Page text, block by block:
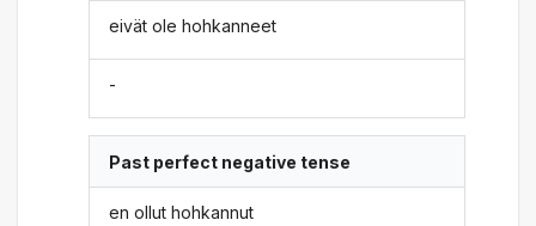
eivät ole hohkanneet
-
Past perfect negative tense
en ollut hohkannut